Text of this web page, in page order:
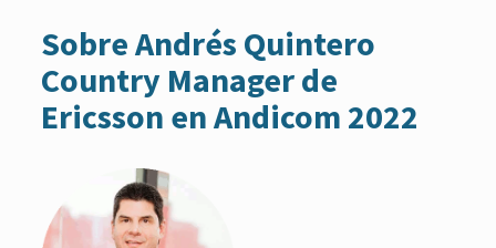
Sobre Andrés Quintero
Country Manager de
Ericsson en Andicom 2022